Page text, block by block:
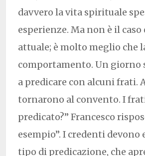
davvero la vita spirituale
esperienze. Ma non è il
attuale; è molto meglio che
comportamento. Un giorno
a predicare con alcuni frati.
tornarono al convento. I
predicato?” Francesco
esempio”. I credenti
tipo di predicazione, che